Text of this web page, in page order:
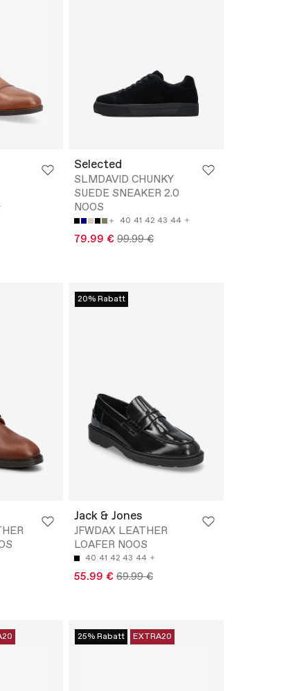
Selected
SLMDAVID CHUNKY
SUEDE SNEAKER 2.0
NOOS
40 41 42 43 44
79.99 € 99.99 €
20% Rabatt
Jack & Jones
JFWDAX LEATHER
LOAFER NOOS
40 41 42 43 44
55.99 € 69.99 €
25% Rabatt EXTRA20